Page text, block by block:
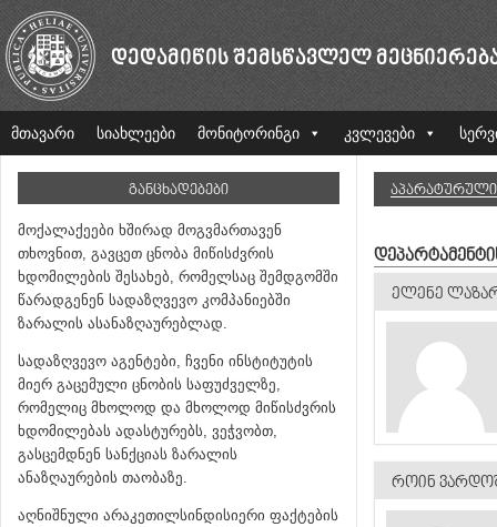
ᲓᲔᲓᲐᲛᲘᲬᲘᲡ ᲨᲔᲛᲡᲬᲐᲕᲚᲔᲚ
მთავარი სიახლეები მონიტორინგი კვლევები
ᲒᲐᲜᲪᲮᲐᲓᲔᲑᲔᲑᲘ
მოქალაქეები ხშირად მოგვმართავენ
თხოვნით, გავცეთ ცნობა მიწისძვრის
ხდომილების შესახებ, რომელსაც შემდგომში
წარადგენენ სადაზღვევო კომპანიებში
ზარალის ასანაზღაურებლად.
სადაზღვევო აგენტები, ჩვენი ინსტიტუტის
მიერ გაცემული ცნობის საფუძველზე,
რომელიც მხოლოდ და მხოლოდ მიწისძვრის
ხდომილებას ადასტურებს, ვეჭვობთ,
გასცემდნენ სანქციას ზარალის
ანაზღაურების თაობაზე.
აღნიშნული არაკეთილსინდისიერი ფაქტების
ᲐᲞᲐᲠᲐᲢᲣᲠᲣᲚᲘ
ᲔᲚᲔᲜᲔ
ᲠᲝᲘᲜ